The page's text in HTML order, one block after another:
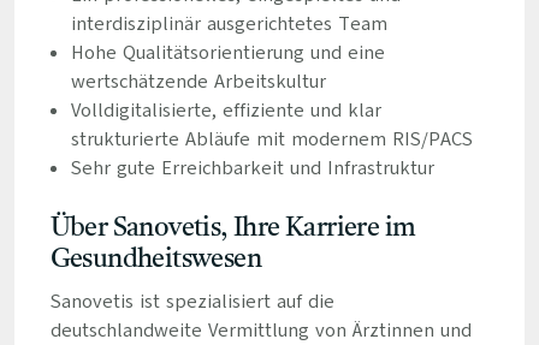
interdisziplinär ausgerichtetes Team
Hohe Qualitätsorientierung und eine
wertschätzende Arbeitskultur
Volldigitalisierte, effiziente und klar
strukturierte Abläufe mit modernem RIS/PACS
Sehr gute Erreichbarkeit und Infrastruktur
Über Sanovetis, Ihre Karriere im
Gesundheitswesen
Sanovetis ist spezialisiert auf die
deutschlandweite Vermittlung von Ärztinnen und